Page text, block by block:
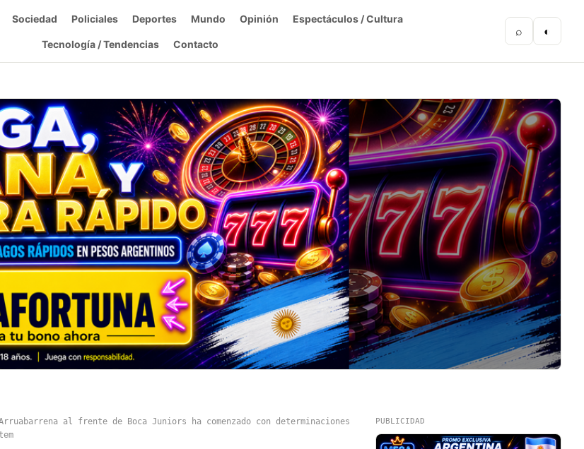
Sociedad Policiales Deportes Mundo Opinión Espectáculos / Cultura
Tecnología / Tendencias Contacto
⌕ ◐
al frente de Boca Juniors ha comenzado con determinaciones
PUBLICIDAD